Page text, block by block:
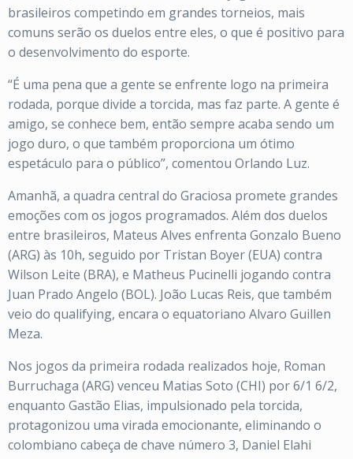
brasileiros competindo em grandes torneios, mais
comuns serão os duelos entre eles, o que é positivo para
o desenvolvimento do esporte.
“É uma pena que a gente se enfrente logo na primeira
rodada, porque divide a torcida, mas faz parte. A gente é
amigo, se conhece bem, então sempre acaba sendo um
jogo duro, o que também proporciona um ótimo
espetáculo para o público”, comentou Orlando Luz.
Amanhã, a quadra central do Graciosa promete grandes
emoções com os jogos programados. Além dos duelos
entre brasileiros, Mateus Alves enfrenta Gonzalo Bueno
(ARG) às 10h, seguido por Tristan Boyer (EUA) contra
Wilson Leite (BRA), e Matheus Pucinelli jogando contra
Juan Prado Angelo (BOL). João Lucas Reis, que também
veio do qualifying, encara o equatoriano Alvaro Guillen
Meza.
Nos jogos da primeira rodada realizados hoje, Roman
Burruchaga (ARG) venceu Matias Soto (CHI) por 6/1 6/2,
enquanto Gastão Elias, impulsionado pela torcida,
protagonizou uma virada emocionante, eliminando o
colombiano cabeça de chave número 3, Daniel Elahi